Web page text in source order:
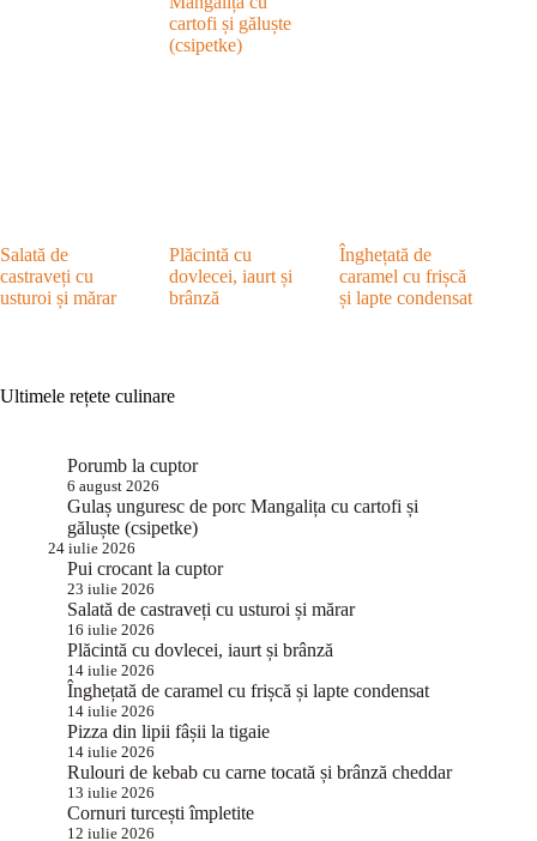
cartofi și găluște
(csipetke)
Salată de
castraveți cu
usturoi și mărar
Plăcintă cu
dovlecei, iaurt și
brânză
Înghețată de
caramel cu frișcă
și lapte condensat
Ultimele rețete culinare
Porumb la cuptor
6 august 2026
Gulaș unguresc de porc Mangalița cu cartofi și
găluște (csipetke)
24 iulie 2026
Pui crocant la cuptor
23 iulie 2026
Salată de castraveți cu usturoi și mărar
16 iulie 2026
Plăcintă cu dovlecei, iaurt și brânză
14 iulie 2026
Înghețată de caramel cu frișcă și lapte condensat
14 iulie 2026
Pizza din lipii fâșii la tigaie
14 iulie 2026
Rulouri de kebab cu carne tocată și brânză cheddar
13 iulie 2026
Cornuri turcești împletite
12 iulie 2026